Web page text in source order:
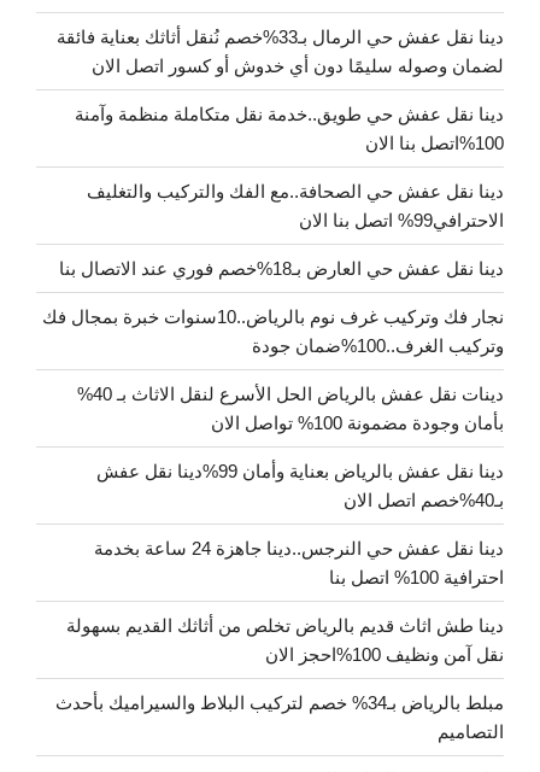
دينا نقل عفش حي الرمال بـ33%خصم نُنقل أثاثك بعناية فائقة
لضمان وصوله سليمًا دون أي خدوش أو كسور اتصل الان
دينا نقل عفش حي طويق..خدمة نقل متكاملة منظمة وآمنة
100%اتصل بنا الان
دينا نقل عفش حي الصحافة..مع الفك والتركيب والتغليف
الاحترافي99% اتصل بنا الان
دينا نقل عفش حي العارض بـ18%خصم فوري عند الاتصال بنا
نجار فك وتركيب غرف نوم بالرياض..10سنوات خبرة بمجال فك
وتركيب الغرف..100%ضمان جودة
دينات نقل عفش بالرياض الحل الأسرع لنقل الاثاث بـ 40%
بأمان وجودة مضمونة 100% تواصل الان
دينا نقل عفش بالرياض بعناية وأمان 99%دينا نقل عفش
بـ40%خصم اتصل الان
دينا نقل عفش حي النرجس..دينا جاهزة 24 ساعة بخدمة
احترافية 100% اتصل بنا
دينا طش اثاث قديم بالرياض تخلص من أثاثك القديم بسهولة
نقل آمن ونظيف 100%احجز الان
مبلط بالرياض بـ34% خصم لتركيب البلاط والسيراميك بأحدث
التصاميم